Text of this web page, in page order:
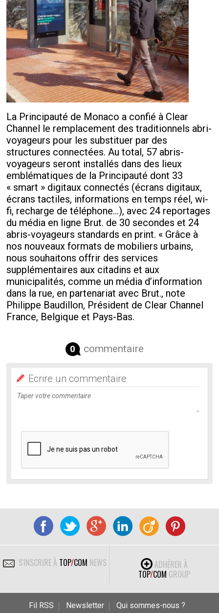
La Principauté de Monaco a confié à Clear
Channel le remplacement des traditionnels abri-
voyageurs pour les substituer par des
structures connectées. Au total, 57 abris-
voyageurs seront installés dans des lieux
emblématiques de la Principauté dont 33
« smart » digitaux connectés (écrans digitaux,
écrans tactiles, informations en temps réel, wi-
fi, recharge de téléphone…), avec 24 reportages
du média en ligne Brut. de 30 secondes et 24
abris-voyageurs standards en print. « Grâce à
nos nouveaux formats de mobiliers urbains,
nous souhaitons offrir des services
supplémentaires aux citadins et aux
municipalités, comme un média d’information
dans la rue, en partenariat avec Brut., note
Philippe Baudillon, Président de Clear Channel
France, Belgique et Pays-Bas.
0 commentaire
Ecrire un commentaire
S'INSCRIRE À TOP/COM NEWS
ADHÉRER À
TOP/COM GROUP
Fil RSS Newsletter
Qui sommes-nous ?